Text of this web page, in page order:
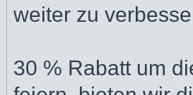
weiter zu
30 % Rabatt um